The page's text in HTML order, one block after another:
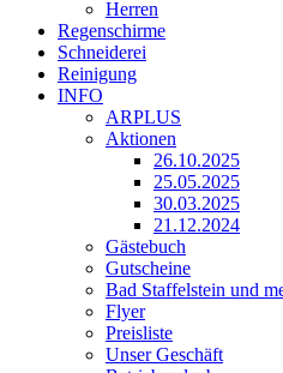
Herren
Regenschirme
Schneiderei
Reinigung
INFO
ARPLUS
Aktionen
26.10.2025
25.05.2025
30.03.2025
21.12.2024
Gästebuch
Gutscheine
Bad Staffelstein und
Flyer
Preisliste
Unser Geschäft